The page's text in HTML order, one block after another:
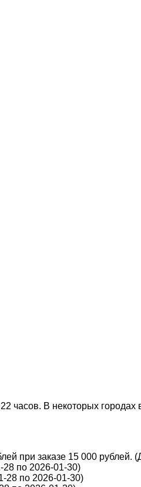
часов. В некоторых
при заказе 15 000 рублей.
28 по 2026-01-30)
28 по 2026-01-30)